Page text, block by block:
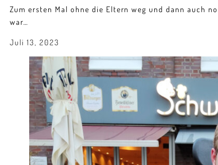
Zum ersten Mal ohne die Eltern weg und dann auch
war…
Juli 13, 2023